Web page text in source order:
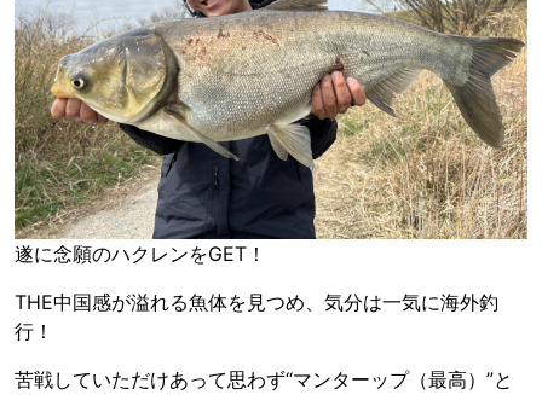
遂に念願のハクレンをGET！
THE中国感が溢れる魚体を見つめ、気分は一気に海外釣
行！
苦戦していただけあって思わず“マンターップ（最高）”と